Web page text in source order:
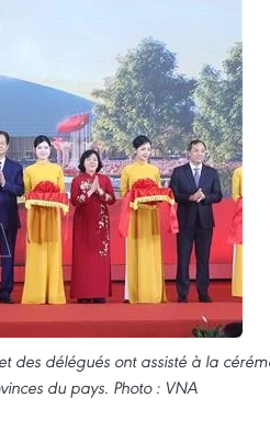
des délégués ont assisté à la
du pays. Photo : VNA